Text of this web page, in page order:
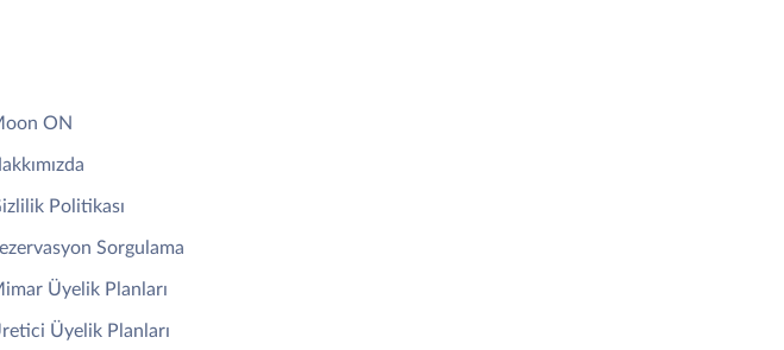
ON
Politikası
Sorgulama
Üyelik Planları
Üyelik Planları